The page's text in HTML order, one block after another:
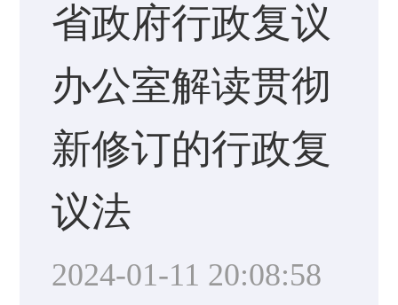
省政府行政复议
办公室解读贯彻
新修订的行政复
议法
2024-01-11 20:08:58